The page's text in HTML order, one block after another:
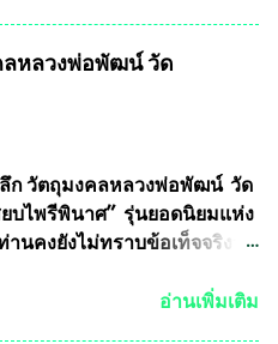
จารย์ประจำภาควิชาเคมี
ตรศาสตร์ และทีมงานนักวิจัย
หนุมาน ) ซึ่งทีมงานนักวิจัย
เล็งเห็นว่า หน้ากากป้องกัน
ร ถ้าสามารถผลิตได้ใน
ต้องนำเข้า ไม่ต้องเปลืองงบ
ลหลวงพ่อพัฒน์ วัด
ลึก วัตถุมงคลหลวงพ่อพัฒน์ วัด
บไพรีพินาศ” รุ่นยอดนิยมแห่ง
นคงยังไม่ทราบข้อเท็จจริงว่า
บูชาไทย บรรจุให้มีในรายการ
อ่านเพิ่มเติม